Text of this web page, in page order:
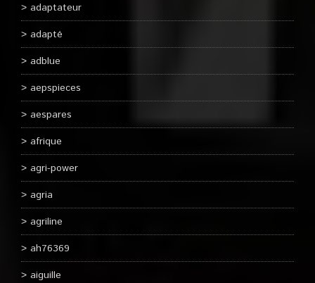
adaptateur
adapté
adblue
aepspieces
aespares
afrique
agri-power
agria
agriline
ah76369
aiguille